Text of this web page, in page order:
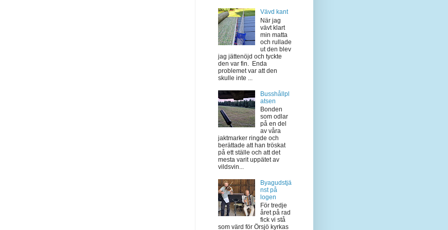
Vävd kant
När jag
vävt klart
min matta
och rullade
ut den blev
jag jättenöjd och tyckte
den var fin. Enda
problemet var att den
skulle inte ...
Busshållpl
atsen
Bonden
som odlar
på en del
av våra
jaktmarker ringde och
berättade att han tröskat
på ett ställe och att det
mesta varit uppätet av
vildsvin...
Byagudstjä
nst på
logen
För tredje
året på rad
fick vi stå
som värd för Örsjö kyrkas